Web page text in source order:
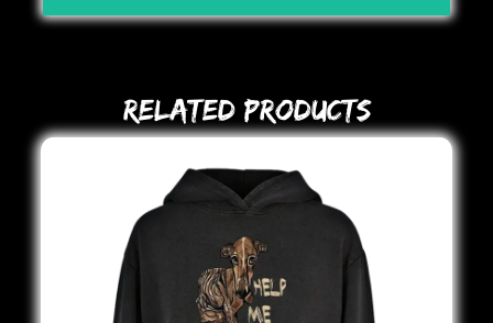
Related Products